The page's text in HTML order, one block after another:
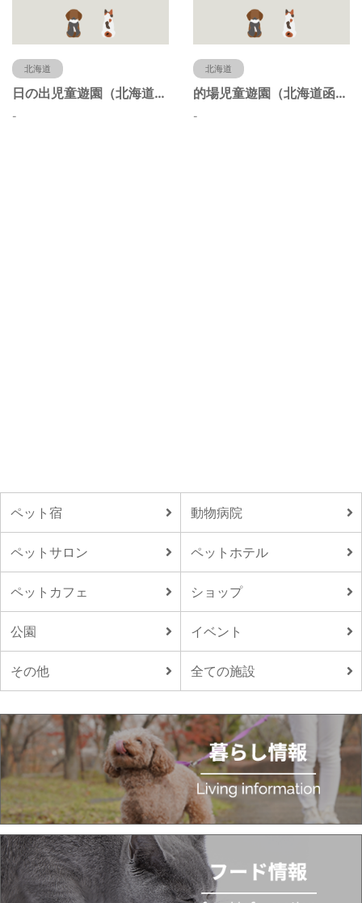
北海道
日の出児童遊園（北海道函館市）
-
北海道
的場児童遊園（北海道函館市）
-
ペット宿 動物病院
ペットサロン ペットホテル
ペットカフェ ショップ
公園 イベント
その他 全ての施設